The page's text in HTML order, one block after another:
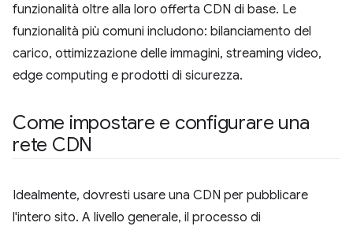
funzionalità oltre alla loro offerta CDN di base. Le
funzionalità più comuni includono: bilanciamento del
carico, ottimizzazione delle immagini, streaming video,
edge computing e prodotti di sicurezza.
Come impostare e configurare una
rete CDN
Idealmente, dovresti usare una CDN per pubblicare
l'intero sito. A livello generale, il processo di